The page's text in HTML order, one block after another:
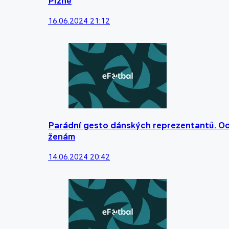
16.06.2024 21:12
Parádní gesto dánských reprezentantů.
ženám
14.06.2024 20:42